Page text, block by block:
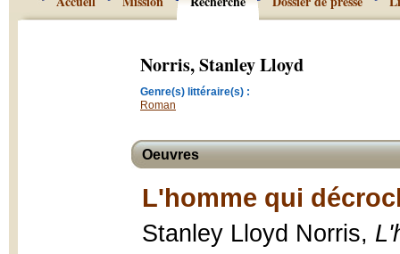
Norris, Stanley Lloyd
Genre(s) littéraire(s) :
Roman
Oeuvres
L'homme qui
Stanley Lloyd Norris,